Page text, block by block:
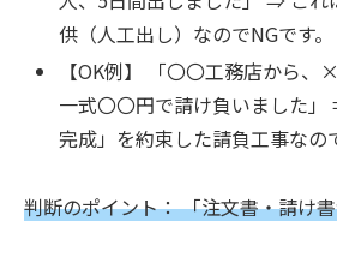
供（人工出し）なのでNGです。
【OK例】 「〇〇工務店から
一式〇〇円で請け負いました
完成」を約束した請負工事なの
判断のポイント： 「注文書・請け